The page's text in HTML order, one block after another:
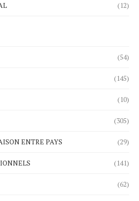
(12)
(54)
(145)
(10)
(305)
ENTRE PAYS (29)
(141)
(62)